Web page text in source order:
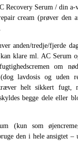
Recovery Serum / din a-
cream (prøver den
anden/tredje/fjerde
klare ml. AC Serum
om
lavdosis og uden
helt sikkert fugt,
begge dele eller
(kun som
den i hele ansigtet –